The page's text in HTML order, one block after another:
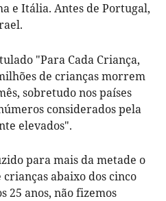
e Itália. Antes de Portugal,
"Para Cada Criança,
de crianças morrem
sobretudo nos países
considerados pela
elevados".
para mais da metade o
abaixo dos cinco
25 anos, não fizemos